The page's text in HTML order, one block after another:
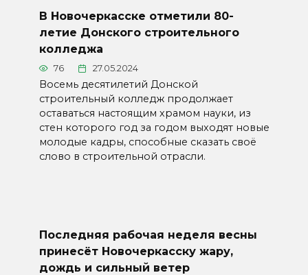
В Новочеркасске отметили 80-
летие Донского строительного
колледжа
76 27.05.2024
Восемь десятилетий Донской
строительный колледж продолжает
оставаться настоящим храмом науки, из
стен которого год за годом выходят новые
молодые кадры, способные сказать своё
слово в строительной отрасли.
Последняя рабочая неделя весны
принесёт Новочеркасску жару,
дождь и сильный ветер